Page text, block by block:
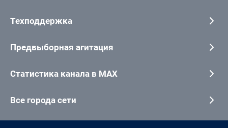
Техподдержка
Предвыборная агитация
Статистика канала в MAX
Все города сети